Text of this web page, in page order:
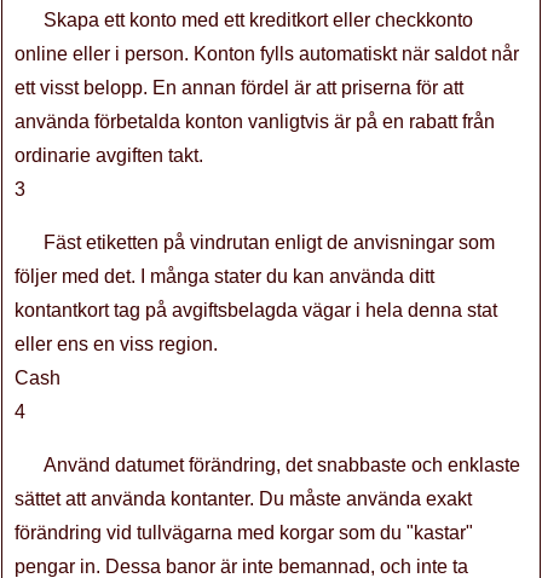
Skapa ett konto med ett kreditkort eller checkkonto
online eller i person. Konton fylls automatiskt när saldot når
ett visst belopp. En annan fördel är att priserna för att
använda förbetalda konton vanligtvis är på en rabatt från
ordinarie avgiften takt.
3
Fäst etiketten på vindrutan enligt de anvisningar som
följer med det. I många stater du kan använda ditt
kontantkort tag på avgiftsbelagda vägar i hela denna stat
eller ens en viss region.
Cash
4
Använd datumet förändring, det snabbaste och enklaste
sättet att använda kontanter. Du måste använda exakt
förändring vid tullvägarna med korgar som du "kastar"
pengar in. Dessa banor är inte bemannad, och inte ta